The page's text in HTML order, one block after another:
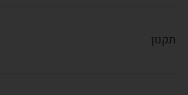
תקנון